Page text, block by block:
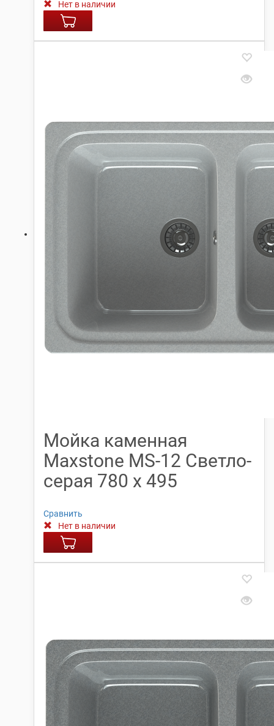
Нет в наличии
Мойка каменная
Maxstone МS-12 Светло-
серая 780 х 495
Сравнить
Нет в наличии